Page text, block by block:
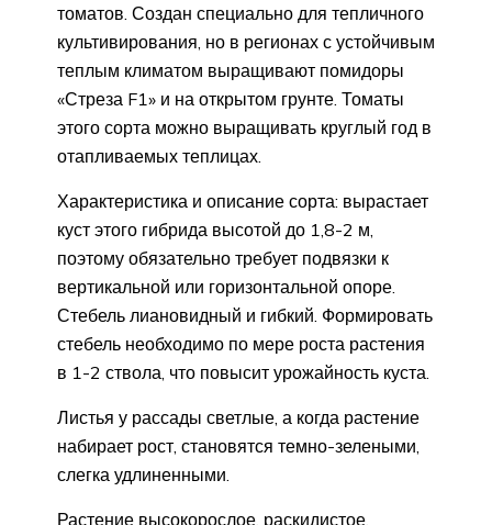
томатов. Создан специально для тепличного
культивирования, но в регионах с устойчивым
теплым климатом выращивают помидоры
«Стреза F1» и на открытом грунте. Томаты
этого сорта можно выращивать круглый год в
отапливаемых теплицах.
Характеристика и описание сорта: вырастает
куст этого гибрида высотой до 1,8-2 м,
поэтому обязательно требует подвязки к
вертикальной или горизонтальной опоре.
Стебель лиановидный и гибкий. Формировать
стебель необходимо по мере роста растения
в 1-2 ствола, что повысит урожайность куста.
Листья у рассады светлые, а когда растение
набирает рост, становятся темно-зелеными,
слегка удлиненными.
Растение высокорослое, раскидистое,